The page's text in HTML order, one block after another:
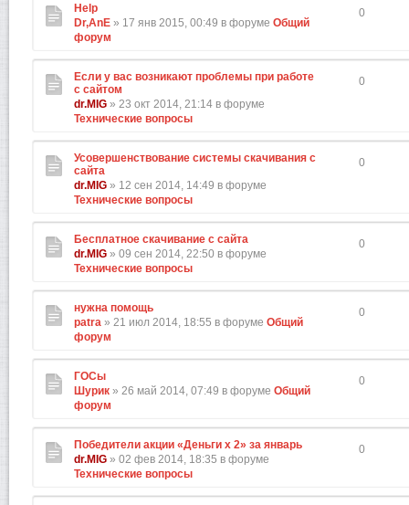
Help
Dr,AnE » 17 янв 2015, 00:49 в форуме Общий
форум
0
Если у вас возникают проблемы при работе
с сайтом
dr.MIG » 23 окт 2014, 21:14 в форуме
Технические вопросы
0
Усовершенствование системы скачивания с
сайта
dr.MIG » 12 сен 2014, 14:49 в форуме
Технические вопросы
0
Бесплатное скачивание с сайта
dr.MIG » 09 сен 2014, 22:50 в форуме
Технические вопросы
0
нужна помощь
patra » 21 июл 2014, 18:55 в форуме Общий
форум
0
ГОСы
Шурик » 26 май 2014, 07:49 в форуме Общий
форум
0
Победители акции «Деньги х 2» за январь
dr.MIG » 02 фев 2014, 18:35 в форуме
Технические вопросы
0